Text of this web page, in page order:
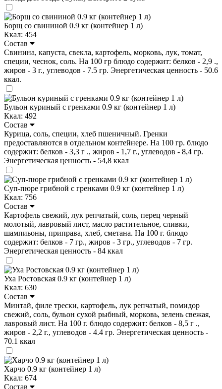
Борщ со свининой 0.9 кг (контейнер 1 л)
Ккал: 454
Состав
Свинина, капуста, свекла, картофель, морковь, лук, томат,
специи, чеснок, соль. На 100 гр блюдо содержит: белков - 2,9 .,
жиров - 3 г., углеводов - 7.5 гр. Энергетическая ценность - 50.6
ккал.
Бульон куриный с гренками 0.9 кг (контейнер 1 л)
Ккал: 492
Состав
Курица, соль, специи, хлеб пшеничный. Гренки
предоставляются в отдельном контейнере. На 100 гр. блюдо
содержит: белков - 3,3 г ., жиров - 1,7 г., углеводов - 8,4 гр.
Энергетическая ценность - 54,8 ккал
Суп-пюре грибной с гренками 0.9 кг (контейнер 1 л)
Ккал: 756
Состав
Картофель свежий, лук репчатый, соль, перец черный
молотый, лавровый лист, масло растительное, сливки,
шампиьоны, приправа, хлеб, сметана. На 100 г. блюдо
содержит: белков - 7 гр., жиров - 3 гр., углеводов - 7 гр.
Энергетическая ценность - 84 ккал
Уха Ростовская 0.9 кг (контейнер 1 л)
Ккал: 630
Состав
Минтай, филе трески, картофель, лук репчатый, помидор
свежий, соль, бульон сухой рыбный, морковь, зелень свежая,
лавровый лист. На 100 г. блюдо содержит: белков - 8,5 г .,
жиров - 2,2 г., углеводов - 4.4 гр. Энергетическая ценность -
70.1 ккал
Харчо 0.9 кг (контейнер 1 л)
Ккал: 674
Состав